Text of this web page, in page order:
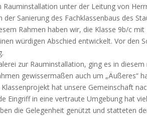
Rauminstallation unter der Leitung von
der Sanierung des Fachklassenbaus des
Rahmen haben wir, die Klasse 9b/c
würdigen Abschied entwickelt. Vor den
zur Rauminstallation, ging es in
gewissermaßen auch um „Äußeres“
hat unsere Gemeinschaft
Eingriff in eine vertraute Umgebung hat
die Gelegenheit genützt und statteten